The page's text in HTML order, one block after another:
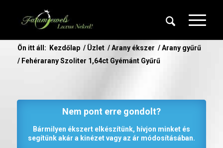
Ön itt áll: Kezdőlap / Üzlet / Arany ékszer / Arany gyűrű
/ Fehérarany Szoliter 1,64ct Gyémánt Gyűrű
Nem pont erre gondolt?
Bármilyen ékszert elkészítünk, hívjon minket és
segítünk akár a kinézet vagy az ár módosításában.